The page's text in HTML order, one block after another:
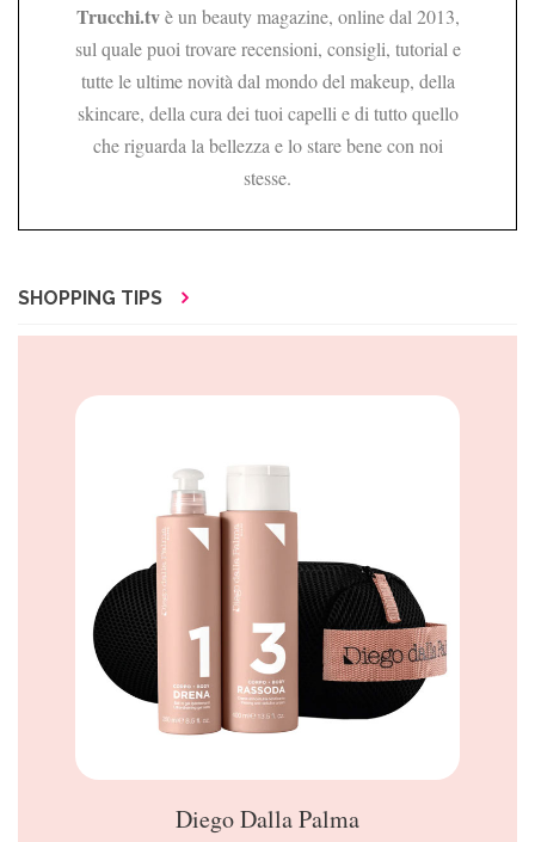
Trucchi.tvè un beauty magazine, online dal 2013,
sul quale puoi trovare recensioni, consigli, tutorial e
tutte le ultime novità dal mondo del makeup, della
skincare, della cura dei tuoi capelli e di tutto quello
che riguarda la bellezza e lo stare bene con noi
stesse.
SHOPPING TIPS
Diego Dalla Palma